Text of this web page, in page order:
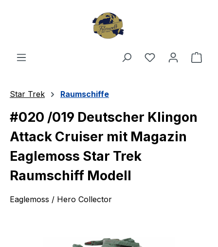
Du hast 0
Star Trek Raumschiffe
#020 /019 Deutscher Klingon
Attack Cruiser mit Magazin
Eaglemoss Star Trek
Raumschiff Modell
Eaglemoss / Hero Collector